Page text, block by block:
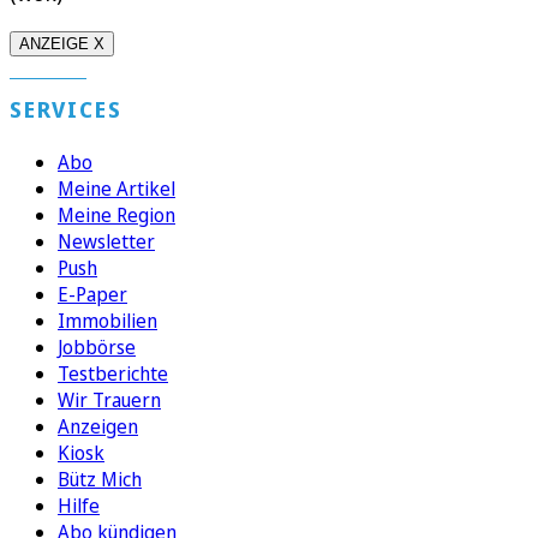
ANZEIGE X
SERVICES
Abo
Meine Artikel
Meine Region
Newsletter
Push
E-Paper
Immobilien
Jobbörse
Testberichte
Wir Trauern
Anzeigen
Kiosk
Bütz Mich
Hilfe
Abo kündigen